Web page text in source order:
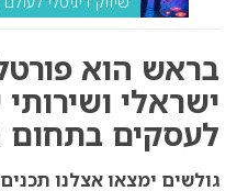
ולמה
שיווק
בראש הוא
ישראלי ושירותי
לעסקים בתחום
גולשים ימצאו אצלנו